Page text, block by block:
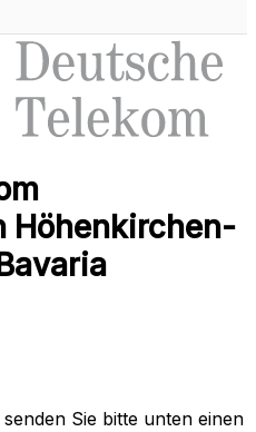
Höhenkirchen-
Sie bitte unten einen